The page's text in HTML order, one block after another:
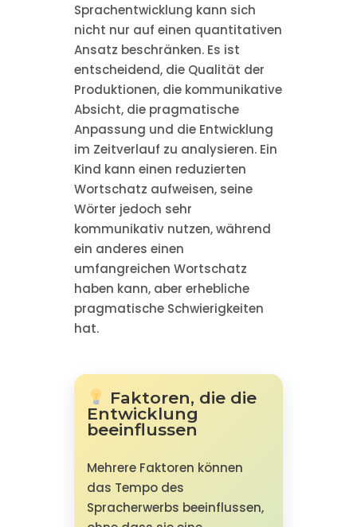
Sprachentwicklung kann sich
nicht nur auf einen quantitativen
Ansatz beschränken. Es ist
entscheidend, die Qualität der
Produktionen, die kommunikative
Absicht, die pragmatische
Anpassung und die Entwicklung
im Zeitverlauf zu analysieren. Ein
Kind kann einen reduzierten
Wortschatz aufweisen, seine
Wörter jedoch sehr
kommunikativ nutzen, während
ein anderes einen
umfangreichen Wortschatz
haben kann, aber erhebliche
pragmatische Schwierigkeiten
hat.
Faktoren, die die
Entwicklung
beeinflussen
Mehrere Faktoren können
das Tempo des
Spracherwerbs beeinflussen,